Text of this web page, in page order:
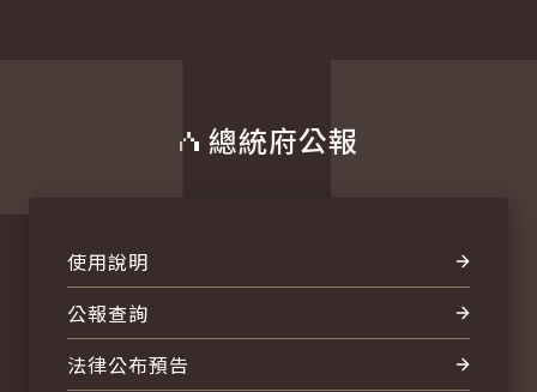
總統府公報
使用說明
公報查詢
法律公布預告